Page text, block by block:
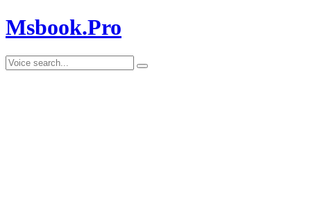
Msbook.Pro